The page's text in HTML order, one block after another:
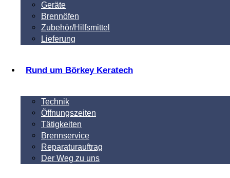
Geräte
Brennöfen
Zubehör/Hilfsmittel
Lieferung
Rund um Börkey Keratech
Technik
Öffnungszeiten
Tätigkeiten
Brennservice
Reparaturauftrag
Der Weg zu uns